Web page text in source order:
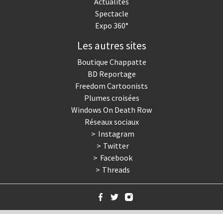
Spectacle
Expo 360°
Les autres sites
Boutique Chappatte
BD Reportage
Freedom Cartoonists
Plumes croisées
Windows On Death Row
Réseaux sociaux
Instagram
Twitter
Facebook
Threads